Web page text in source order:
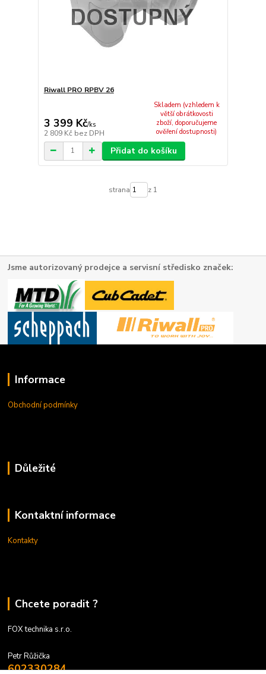
Riwall PRO RPBV 26
3 399 Kč/ks
2 809 Kč bez DPH
Skladem (vzhledem k
větší obrátkovosti
zboží, doporučujeme
ověření dostupnosti)
Přidat do košíku
strana z 1
Jsme autorizovaný prodejce a servisní středisko značek:
Informace
Obchodní podmínky
Důležité
Kontaktní informace
Kontakty
Chcete poradit ?
FOX technika s.r.o.
Petr Růžička
602330284